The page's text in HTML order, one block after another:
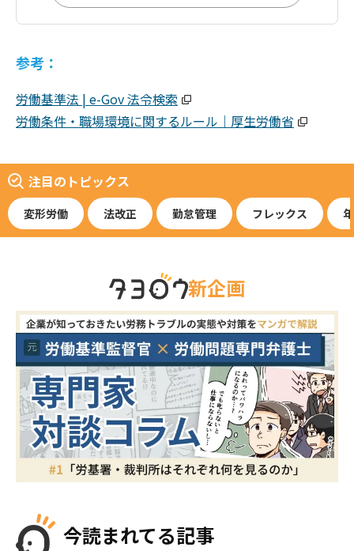
参考：
労働基準法 | e-Gov 法令検索
労働条件・職場環境に関するルール｜厚生労働省
注目のトピックス
変形労働 法改正 勤怠管理 フレックス
新企画
今読まれてる記事